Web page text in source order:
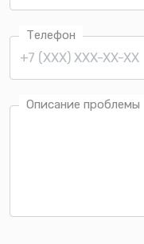
Телефон
Описание проблемы